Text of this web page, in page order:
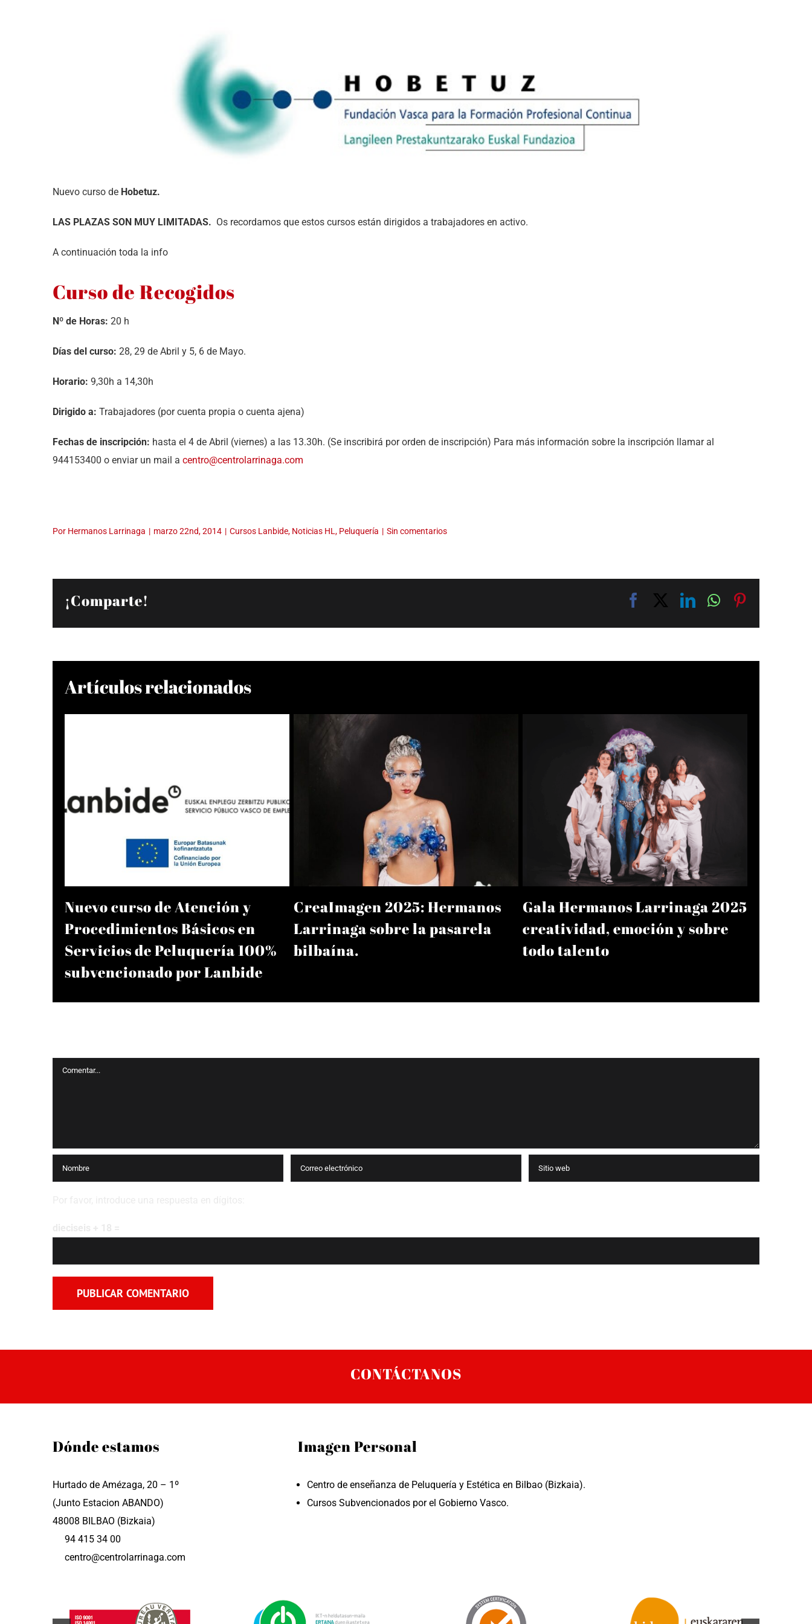
grande
Nuevo curso de Hobetuz.
LAS PLAZAS SON MUY LIMITADAS. Os recordamos que estos cursos están dirigidos a trabajadores en activo.
A continuación toda la info
Curso de Recogidos
Nº de Horas: 20 h
Días del curso: 28, 29 de Abril y 5, 6 de Mayo.
Horario: 9,30h a 14,30h
Dirigido a: Trabajadores (por cuenta propia o cuenta ajena)
Fechas de inscripción: hasta el 4 de Abril (viernes) a las 13.30h. (Se inscribirá por orden de inscripción) Para más información sobre la inscripción llamar al
944153400 o enviar un mail a centro@centrolarrinaga.com
Por Hermanos Larrinaga | marzo 22nd, 2014 | Cursos Lanbide, Noticias HL , Peluquería | Sin comentarios
¡Comparte! FacebookLinkedInWhatsApp
Artículos relacionados
Nuevo curso de Atención y
Procedimientos Básicos en
Servicios de Peluquería 100%
subvencionado por Lanbide
CreaImagen 2025: Hermanos
Larrinaga sobre la pasarela
bilbaína.
Gala Hermanos Larrinaga 2025
creatividad, emoción y sobre
todo talento
Comentar
CONTÁCTANOS
Dónde estamos
Hurtado de Amézaga, 20 – 1º
(Junto Estacion ABANDO)
48008 BILBAO (Bizkaia)
94 415 34 00
centro@centrolarrinaga.com
Imagen Personal
Centro de enseñanza de Peluquería y Estética en Bilbao (Bizkaia).
Cursos Subvencionados por el Gobierno Vasco.